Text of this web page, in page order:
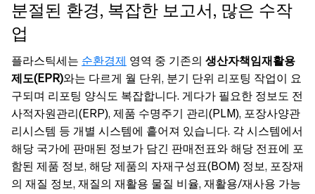
분절된 환경, 복잡한 보고서, 많은 수작
업
플라스틱세는 순환경제 영역 중 기존의 생산자책임재활용
제도(EPR)와는 다르게 월 단위, 분기 단위 리포팅 작업이 요
구되며 리포팅 양식도 복잡합니다. 게다가 필요한 정보도 전
사적자원관리(ERP), 제품 수명주기 관리(PLM), 포장사양관
리시스템 등 개별 시스템에 흩어져 있습니다. 각 시스템에서
해당 국가에 판매된 정보가 담긴 판매전표와 해당 전표에 포
함된 제품 정보, 해당 제품의 자재구성표(BOM) 정보, 포장재
의 재질 정보, 재질의 재활용 물질 비율, 재활용/재사용 가능